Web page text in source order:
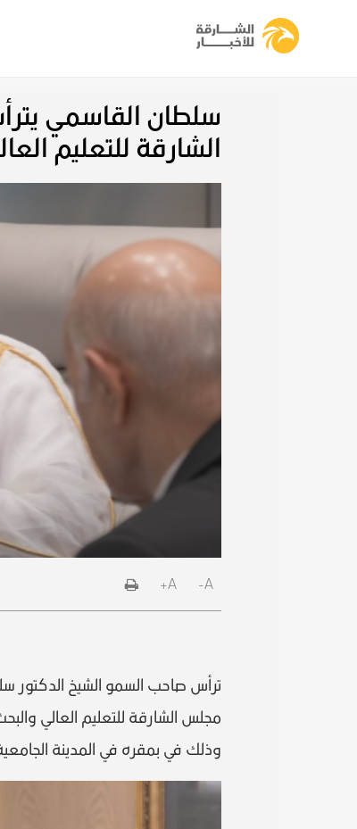
سلطان القاسمي
الشارقة للتعليم
A-
A+
ترأس صاحب السمو الشيخ الدكتور
مجلس الشارقة للتعليم العالي
وذلك في بمقره في المدينة